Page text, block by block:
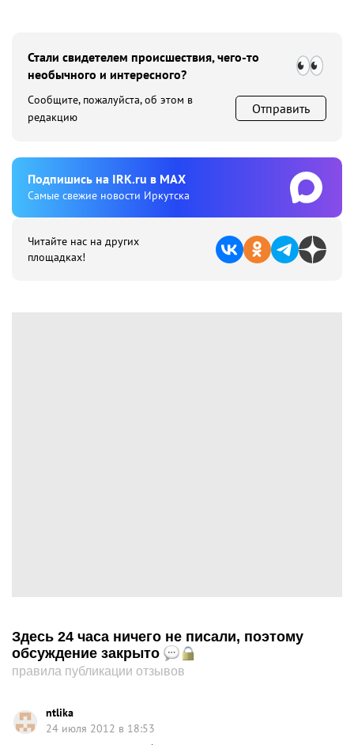
Стали свидетелем происшествия, чего-то
необычного и интересного?
Сообщите, пожалуйста, об этом в
редакцию
Отправить
Подпишиcь на IRK.ru в MAX
Cамые свежие новости Иркутска
Читайте нас на других
площадках!
Здесь 24 часа ничего не писали, поэтому
обсуждение закрыто
правила публикации отзывов
ntlika
24 июля 2012 в 18:53